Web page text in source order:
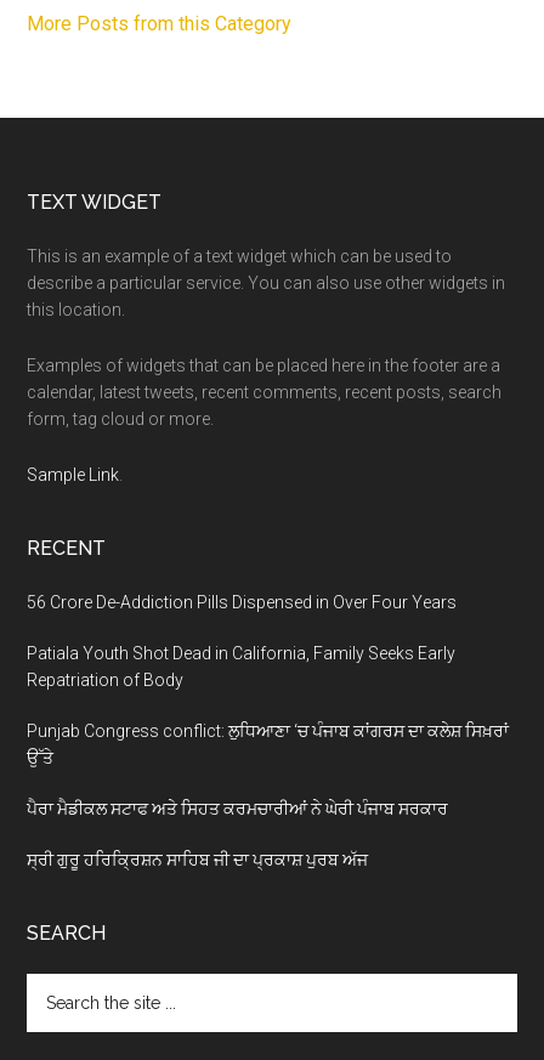
More Posts from this Category
Footer
TEXT WIDGET
This is an example of a text widget which can be used to
describe a particular service. You can also use other widgets in
this location.
Examples of widgets that can be placed here in the footer are a
calendar, latest tweets, recent comments, recent posts, search
form, tag cloud or more.
Sample Link
RECENT
56 Crore De-Addiction Pills Dispensed in Over Four Years
Patiala Youth Shot Dead in California, Family Seeks Early
Repatriation of Body
Punjab Congress conflict: ਲੁਧਿਆਣਾ ‘ਚ ਪੰਜਾਬ ਕਾਂਗਰਸ ਦਾ ਕਲੇਸ਼ ਸਿਖ਼ਰਾਂ
ਉੱਤੇ
ਪੈਰਾ ਮੈਡੀਕਲ ਸਟਾਫ ਅਤੇ ਸਿਹਤ ਕਰਮਚਾਰੀਆਂ ਨੇ ਘੇਰੀ ਪੰਜਾਬ ਸਰਕਾਰ
ਸ੍ਰੀ ਗੁਰੂ ਹਰਿਕ੍ਰਿਸ਼ਨ ਸਾਹਿਬ ਜੀ ਦਾ ਪ੍ਰਕਾਸ਼ ਪੁਰਬ ਅੱਜ
SEARCH
the